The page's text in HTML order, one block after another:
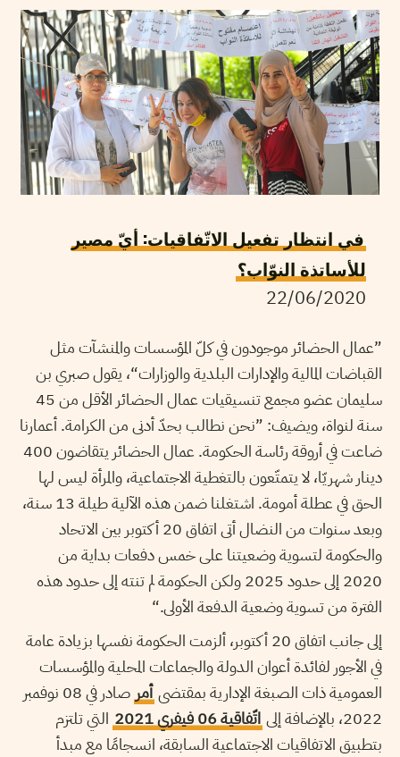
في انتظار تفعيل الاتّفاقيات: أيّ مصير
للأساتذة النوّاب؟
22/06/2020
”عمال الحضائر موجودون في كلّ المؤسسات والمنشآت مثل
القباضات المالية والإدارات البلدية والوزارات“، يقول صبري بن
سليمان عضو مجمع تنسيقيات عمال الحضائر الأقل من 45
سنة لنواة، ويضيف: ”نحن نطالب بحدّ أدنى من الكرامة. أعمارنا
ضاعت في أروقة رئاسة الحكومة. عمال الحضائر يتقاضون 400
دينار شهريّا، لا يتمتّعون بالتغطية الاجتماعية، والمرأة ليس لها
الحق في عطلة أمومة. اشتغلنا ضمن هذه الآلية طيلة 13 سنة،
وبعد سنوات من النضال أتى اتفاق 20 أكتوبر بين الاتحاد
والحكومة لتسوية وضعيتنا على خمس دفعات بداية من
2020 إلى حدود 2025 ولكن الحكومة لم تنته إلى حدود هذه
الفترة من تسوية وضعية الدفعة الأولى.“
إلى جانب اتفاق 20 أكتوبر، ألزمت الحكومة نفسها بزيادة عامة
في الأجور لفائدة أعوان الدولة والجماعات المحلية والمؤسسات
العمومية ذات الصبغة الإدارية بمقتضى أمر
صادر في 08 نوفمبر
2022، بالإضافة إلى
اتّفاقية 06 فيفري 2021
التي تلتزم
بتطبيق الاتفاقيات الاجتماعية السابقة، انسجامًا مع مبدأ